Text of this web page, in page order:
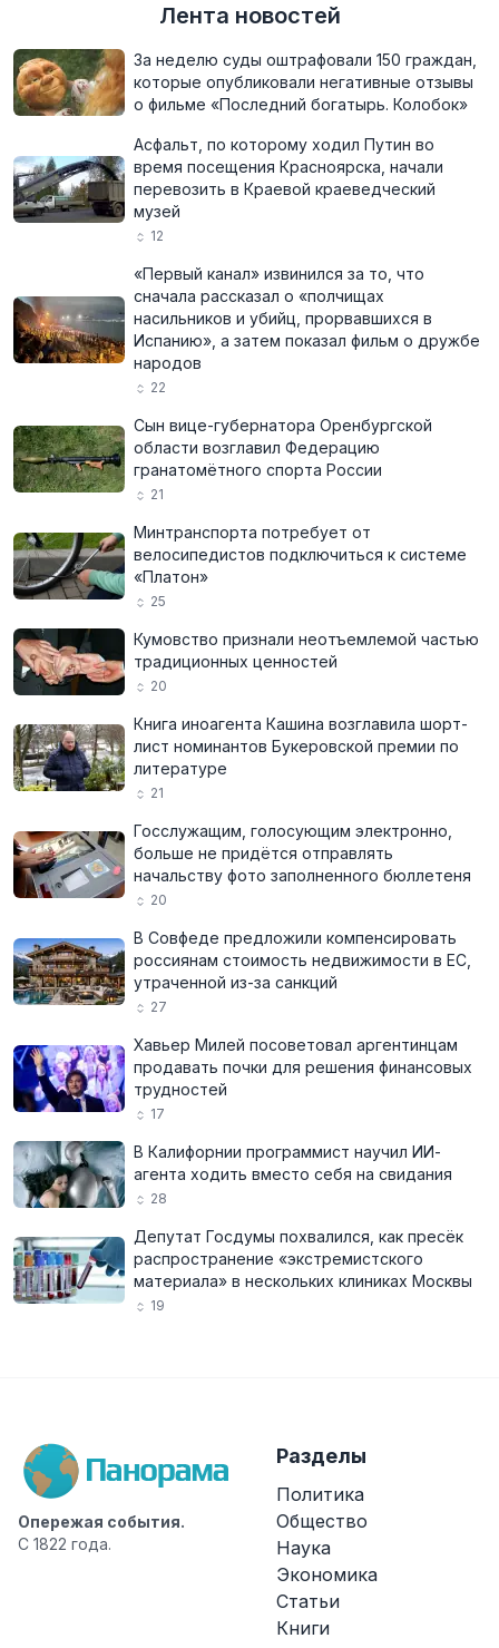
Лента новостей
За неделю суды оштрафовали 150 граждан,
которые опубликовали негативные отзывы
о фильме «Последний богатырь. Колобок»
Асфальт, по которому ходил Путин во
время посещения Красноярска, начали
перевозить в Краевой краеведческий
музей
12
«Первый канал» извинился за то, что
сначала рассказал о «полчищах
насильников и убийц, прорвавшихся в
Испанию», а затем показал фильм о дружбе
народов
22
Сын вице-губернатора Оренбургской
области возглавил Федерацию
гранатомётного спорта России
21
Минтранспорта потребует от
велосипедистов подключиться к системе
«Платон»
25
Кумовство признали неотъемлемой частью
традиционных ценностей
20
Книга иноагента Кашина возглавила шорт-
лист номинантов Букеровской премии по
литературе
21
Госслужащим, голосующим электронно,
больше не придётся отправлять
начальству фото заполненного бюллетеня
20
В Совфеде предложили компенсировать
россиянам стоимость недвижимости в ЕС,
утраченной из-за санкций
27
Хавьер Милей посоветовал аргентинцам
продавать почки для решения финансовых
трудностей
17
В Калифорнии программист научил ИИ-
агента ходить вместо себя на свидания
28
Депутат Госдумы похвалился, как пресёк
распространение «экстремистского
материала» в нескольких клиниках Москвы
19
Опережая события.
С 1822 года.
Разделы
Политика
Общество
Наука
Экономика
Статьи
Книги